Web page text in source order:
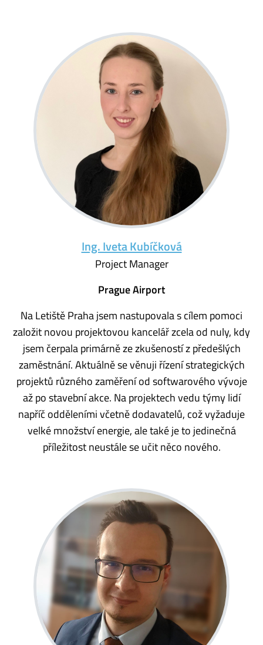
Ing. Iveta Kubíčková
Project Manager
Prague Airport
Na Letiště Praha jsem nastupovala s cílem pomoci
založit novou projektovou kancelář zcela od nuly, kdy
jsem čerpala primárně ze zkušeností z předešlých
zaměstnání. Aktuálně se věnuji řízení strategických
projektů různého zaměření od softwarového vývoje
až po stavební akce. Na projektech vedu týmy lidí
napříč odděleními včetně dodavatelů, což vyžaduje
velké množství energie, ale také je to jedinečná
příležitost neustále se učit něco nového.